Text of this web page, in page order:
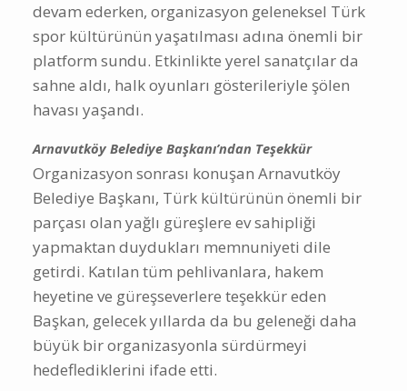
devam ederken, organizasyon geleneksel Türk
spor kültürünün yaşatılması adına önemli bir
platform sundu. Etkinlikte yerel sanatçılar da
sahne aldı, halk oyunları gösterileriyle şölen
havası yaşandı.
Arnavutköy Belediye Başkanı’ndan Teşekkür
Organizasyon sonrası konuşan Arnavutköy
Belediye Başkanı, Türk kültürünün önemli bir
parçası olan yağlı güreşlere ev sahipliği
yapmaktan duydukları memnuniyeti dile
getirdi. Katılan tüm pehlivanlara, hakem
heyetine ve güreşseverlere teşekkür eden
Başkan, gelecek yıllarda da bu geleneği daha
büyük bir organizasyonla sürdürmeyi
hedeflediklerini ifade etti.